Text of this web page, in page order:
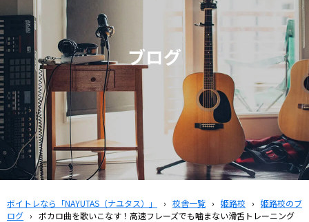
ブログ
ボイトレなら「NAYUTAS（ナユタス）」 › 校舎一覧 › 姫路校 › 姫路校のブ
ログ › ボカロ曲を歌いこなす！高速フレーズでも噛まない滑舌トレーニング